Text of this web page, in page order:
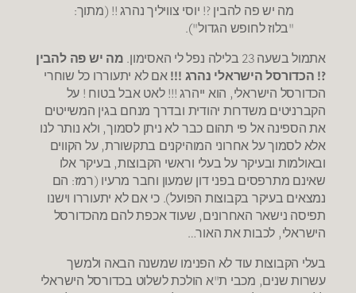
מה יש פה להבין ?! יוסי צוויליך נהרג !! (מתוך:
"בלוז לחופש הגדול").
אתמול בשעה 23 בלילה נפל לי האסימון.
מה יש פה להבין
?! הכדורסל הישראלי נהרג !!!אם לא יתעוררו כל שוחרי
הכדורסל הישראלי, הוא ייהרג !!! לאט אבל בטוח ! על
הקברניטים משדרות יהודית ובדרך מנחם בגין המשייטים
את הספינה אל פי תהום כבר לא ניתן לסמוך, ולא נותר לנו
אלא לסמוך על אחרוני המוהיקנים בתקשורת, על הקווים
ובאולמות ובעיקר על בעלי וראשי הקבוצות, בעיקר אלו
שאינם מתרפסים בפני דון שמעון וחבר מרעיו (רמז: הם
נמצאים בעיקר בקבוצות הפועל). כי אם לא יתעוררו וישנו
תפיסה נישאר האחרונים, שעוד אכפת להם מהכדורסל
הישראלי, לכבות את האור…
בעלי הקבוצות עוד לא הפנימו שמשנה הבאה ולמשך
עשרות שנים, מכבי ת"א הולכת לשלוט בכדורסל הישראלי